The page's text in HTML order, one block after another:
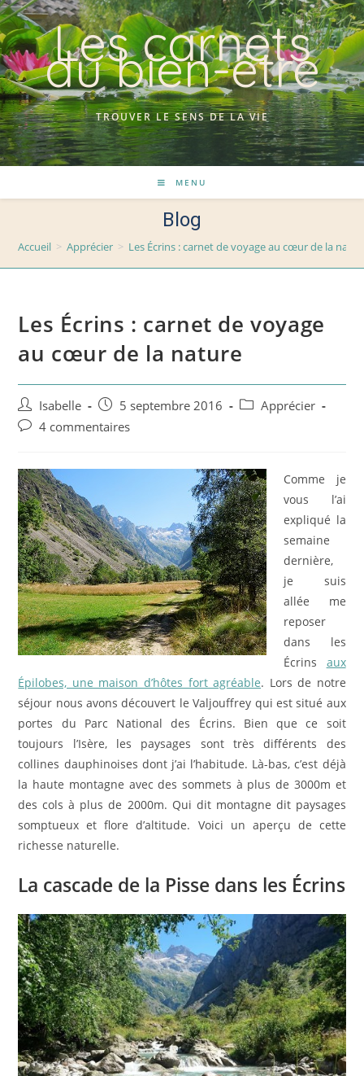
Skip
to
content
Les carnets
du bien-être
TROUVER LE SENS DE LA VIE
MENU
Blog
Accueil > Apprécier > Les Écrins : carnet de voyage au cœur de la
Les Écrins : carnet de voyage
au cœur de la nature
Auteur/autrice
de
Isabelle
Post
published:
5 septembre 2016
PostApprécier
Post4 commentaires
Comme je
vous l’ai
expliqué la
semaine
dernière,
je suis
allée me
reposer
dans les
Écrins aux
Épilobes, une maison d’hôtes fort agréable. Lors de notre
séjour nous avons découvert le Valjouffrey qui est situé aux
portes du Parc National des Écrins. Bien que ce soit
toujours l’Isère, les paysages sont très différents des
collines dauphinoises dont j’ai l’habitude. Là-bas, c’est déjà
la haute montagne avec des sommets à plus de 3000m et
des cols à plus de 2000m. Qui dit montagne dit paysages
somptueux et flore d’altitude. Voici un aperçu de cette
richesse naturelle.
La cascade de la Pisse dans les Écrins